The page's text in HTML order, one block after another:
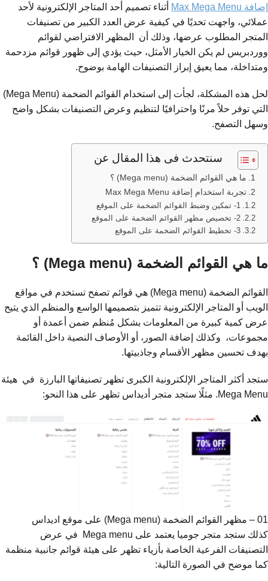
إضافة Max Mega Menu
أثناء تصميم أحد المتاجر الإلكترونية لأحد
عملائي، واجهت تحديًا في كيفية عرض العدد الكبير من تصنيفات
المتجر المطلوب عرضها، وذلك أن المظهر الافتراضي لقوائم
ووردبريس لم يكن الخيار الأمثل، حيث يؤدي إلى ظهور قوائم مزدحمة
ومتداخلة، مما يعيق إبراز التصنيفات الهامة بوضوح.
لحل هذه المشكلة، لجأت إلى استخدام القوائم الضخمة (Mega Menu)
التي توفر حلاً مرنًا واحترافيًا لتنظيم وعرض التصنيفات بشكل واضح
وسهل التصفح.
سنتحدث فى هذا المقال عن
ما هي القوائم الضخمة (Mega menu) ؟
تجربة استخدام إضافة Max Mega Menu
1- تمكين وضبط القوائم الضخمة على الموقع
2- تخصيص مظهر القوائم الضخمة على الموقع
3- تخطيط القوائم الضخمة على الموقع
ما هي القوائم الضخمة (Mega menu) ؟
القوائم الضخمة (Mega menu) هي قوائم تصفح تستخدم في مواقع
الويب أو المتاجر الإلكترونية تتميز بتصميمها الواسع والمنظم الذي يتيح
عرض كمية كبيرة من المعلومات بشكل مُنظم ضمن أعمدة أو
مجموعات، وكذلك إضافة الصور، أو الأوصاف النصية داخل القائمة
بهدف تحسين مظهر الأقسام وجاذبيتها.
ستجد أكثر المتاجر الإلكترونية الكبرى تظهر تصنيفاتها البارزة في هيئة
Mega Menu. مثلًا ستجد متجر أديداس تظهر على هذا النحو:
01 – مظهر القوائم الضخمة (Mega menu) على موقع اديداس
كذلك ستجد متجر جوميا يعتمد على Mega menu في عرض
التصنيفات الفرعية الخاصة بأزياء تظهر على هيئة قوائم جانبية منظمة
كما موضح في الصورة التالية: